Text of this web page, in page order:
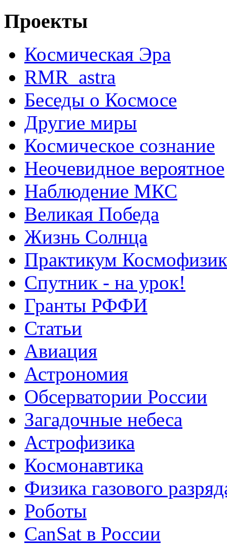
Проекты
Космическая Эра
RMR_astra
Беседы о Космосе
Другие миры
Космическое сознание
Неочевидное вероятное
Наблюдение МКС
Великая Победа
Жизнь Солнца
Практикум
Спутник - на урок!
Гранты РФФИ
Статьи
Авиация
Астрономия
Обсерватории России
Загадочные небеса
Астрофизика
Космонавтика
Физика газового
Роботы
CanSat в России